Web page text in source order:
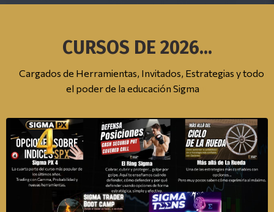
CURSOS DE 2026...
Cargados de Herramientas, Invitados, Estrategias y todo
el poder de la educación Sigma